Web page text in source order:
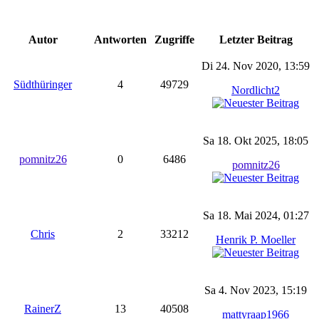
Autor Antworten Zugriffe Letzter Beitrag
Südthüringer 4 49729
Di 24. Nov 2020, 13:59
Nordlicht2
pomnitz26 0 6486
Sa 18. Okt 2025, 18:05
pomnitz26
Chris 2 33212
Sa 18. Mai 2024, 01:27
Henrik P. Moeller
RainerZ 13 40508
Sa 4. Nov 2023, 15:19
mattyraap1966